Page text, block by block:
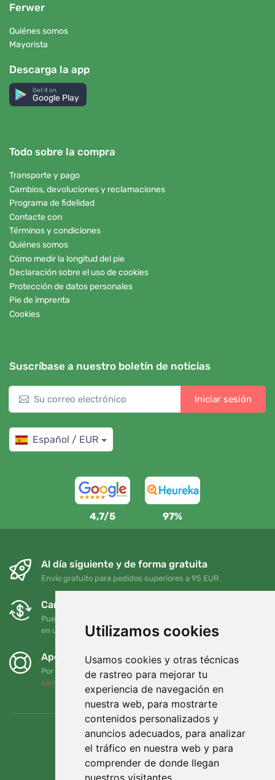
Utilizamos cookies
Usamos cookies y otras técnicas
de rastreo para mejorar tu
experiencia de navegación en
nuestra web, para mostrarte
contenidos personalizados y
anuncios adecuados, para analizar
el tráfico en nuestra web y para
comprender de donde llegan
nuestros visitantes.
Ferwer
Quiénes somos
Mayorista
Descarga la app
Get it on
Google Play
Todo sobre la compra
Transporte y pago
Cambios, devoluciones y reclamaciones
Programa de fidelidad
Contacte con
Términos y condiciones
Quiénes somos
Cómo medir la longitud del pie
Declaración sobre el uso de cookies
Protección de datos personales
Pie de imprenta
Cookies
Suscríbase a nuestro boletín de noticias
Iniciar sesión
Español / EUR
4,7/5 97%
Al día siguiente y de forma gratuita
Envío gratuito para pedidos superiores a 95 EUR
Cambios y devoluciones gratuitos
Puede devolver o cambiar su pedido en cualquier momento
en un plazo de 90 días
Apoyamos a Trees.org
Por cada pedido plantamos un árbol. Leer más
somos